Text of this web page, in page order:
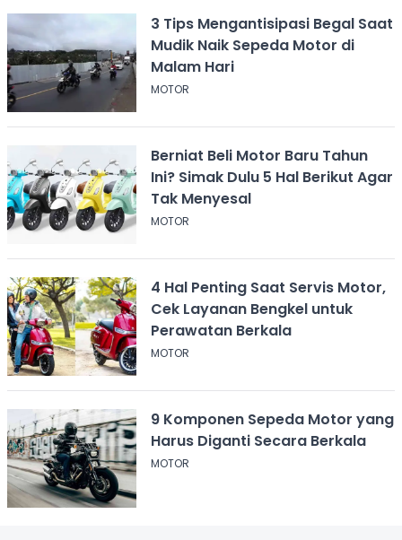
3 Tips Mengantisipasi Begal Saat
Mudik Naik Sepeda Motor di
Malam Hari
MOTOR
Berniat Beli Motor Baru Tahun
Ini? Simak Dulu 5 Hal Berikut Agar
Tak Menyesal
MOTOR
4 Hal Penting Saat Servis Motor,
Cek Layanan Bengkel untuk
Perawatan Berkala
MOTOR
9 Komponen Sepeda Motor yang
Harus Diganti Secara Berkala
MOTOR